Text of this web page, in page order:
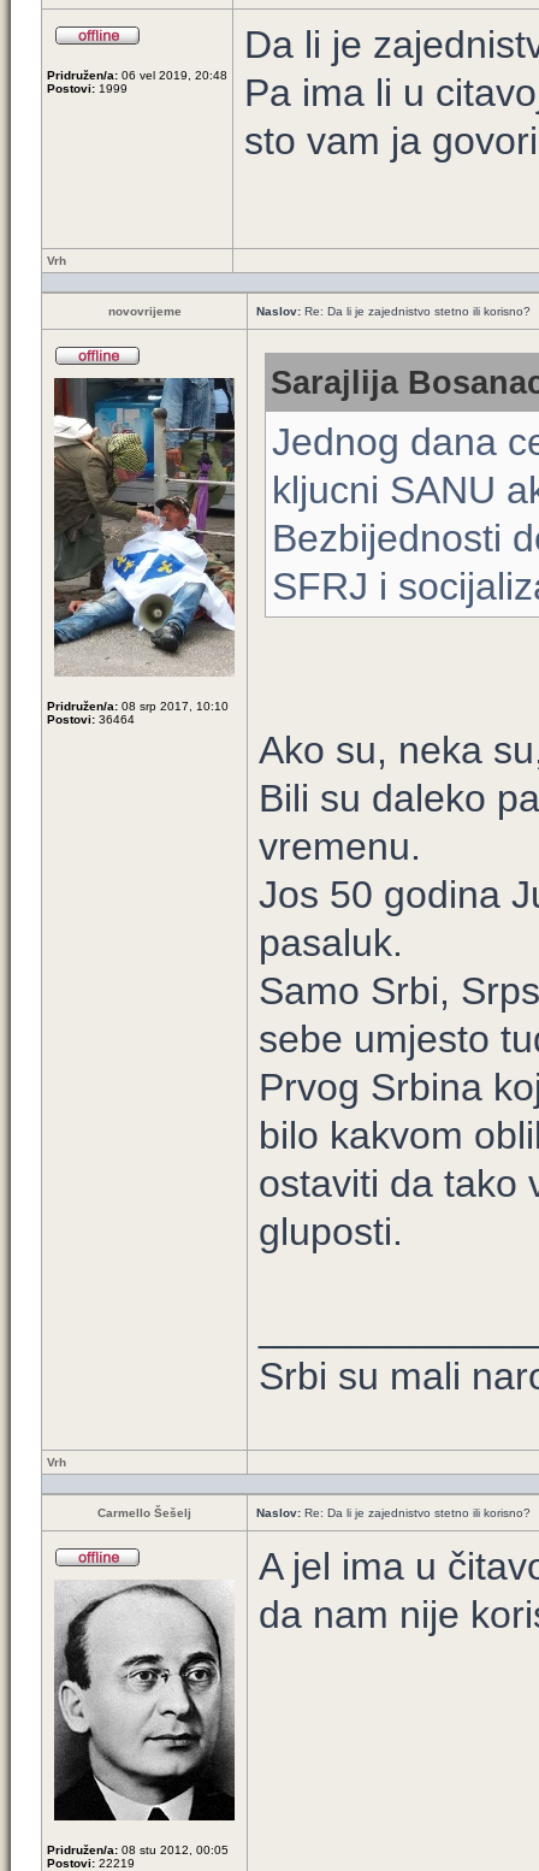
Pridružen/a: 06 vel 2019, 20:48
Postovi: 1999
Da li je
Pa ima li u
sto vam ja
Vrh
novovrijeme Naslov: Re: Da li je zajednistvo stetno ili korisno?
Pridružen/a: 08 srp 2017, 10:10
Postovi: 36464
Sarajlija
Jednog dana
kljucni SANU
Bezbijednosti
SFRJ i
Ako su, neka
Bili su daleko
vremenu.
Jos 50 godina
pasaluk.
Samo Srbi,
sebe umjesto
Prvog Srbina
bilo kakvom
ostaviti da tako
gluposti.
Srbi su mali
Vrh
Carmello Šešelj Naslov: Re: Da li je zajednistvo stetno ili korisno?
Pridružen/a: 08 stu 2012, 00:05
Postovi: 22219
A jel ima u
da nam nije